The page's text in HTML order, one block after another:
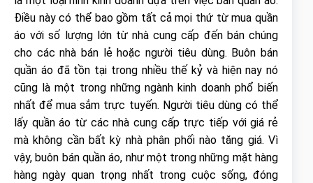
Điều này có thể bao gồm tất cả mọi thứ từ mua quần
áo với số lượng lớn từ nhà cung cấp đến bán chúng
cho các nhà bán lẻ hoặc người tiêu dùng. Buôn bán
quần áo đã tồn tại trong nhiều thế kỷ và hiện nay nó
cũng là một trong những ngành kinh doanh phổ biến
nhất để mua sắm trực tuyến. Người tiêu dùng có thể
lấy quần áo từ các nhà cung cấp trực tiếp với giá rẻ
mà không cần bất kỳ nhà phân phối nào tăng giá. Vì
vậy, buôn bán quần áo, như một trong những mặt hàng
hàng ngày quan trọng nhất trong cuộc sống, đóng